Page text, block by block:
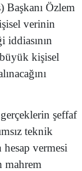
Başkanı Özlem
verinin
iddiasının
kişisel
şeffaf
teknik
hesap vermesi
mahrem